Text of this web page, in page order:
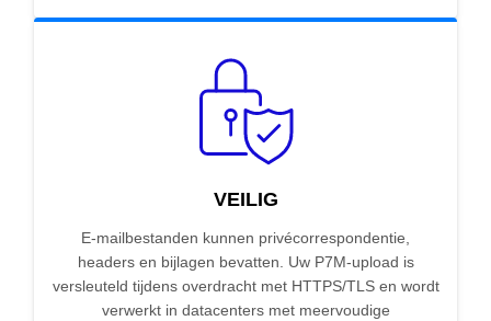
VEILIG
E-mailbestanden kunnen privécorrespondentie,
headers en bijlagen bevatten. Uw P7M-upload is
versleuteld tijdens overdracht met HTTPS/TLS en wordt
verwerkt in datacenters met meervoudige